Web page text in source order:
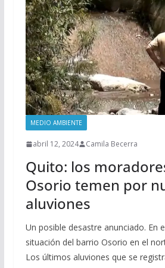
MEDIO AMBIENTE
abril 12, 2024 Camila Becerra
Quito: los
Osorio temen por
aluviones
Un posible desastre anunciado. En
situación del barrio Osorio en el
Los últimos aluviones que se